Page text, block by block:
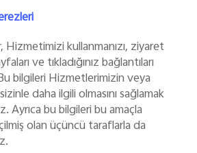
Hizmetimizi kullanmanızı, ziyaret
ve tıkladığınız bağlantıları
bilgileri Hizmetlerimizin veya
daha ilgili olmasını sağlamak
Ayrıca bu bilgileri bu amaçla
olan üçüncü taraflarla da